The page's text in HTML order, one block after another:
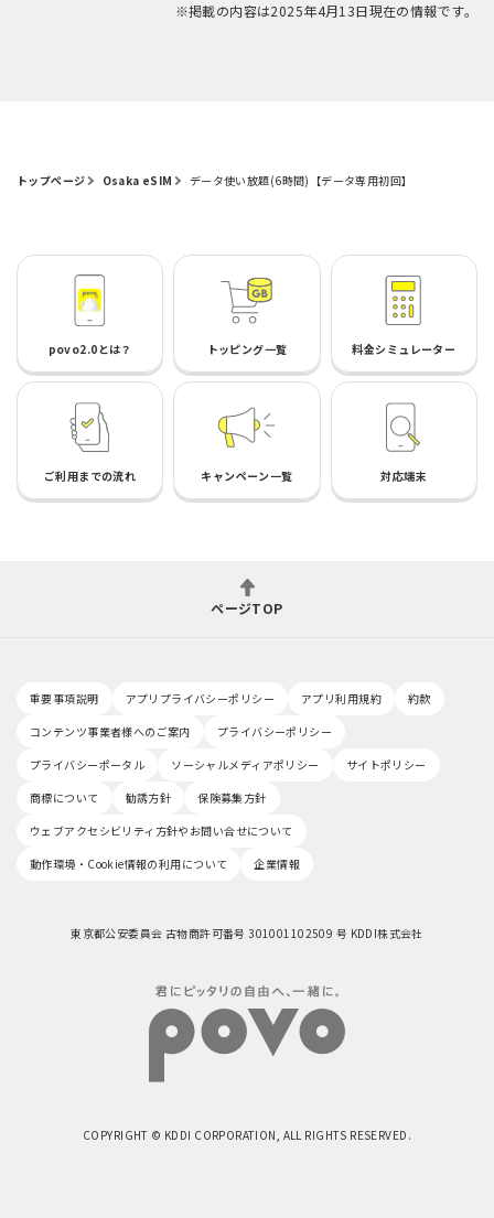
※掲載の内容は2025年4月13日現在の情報です。
トップページ Osaka eSIM データ使い放題(6時間)【データ専用初回】
povo2.0とは？ トッピング一覧 料金シミュレーター
ご利用までの流れ キャンペーン一覧 対応端末
ページTOP
重要事項説明 アプリプライバシーポリシー アプリ利用規約
約款
コンテンツ事業者様へのご案内
プライバシーポリシー
プライバシーポータル
ソーシャルメディアポリシー
サイトポリシー
商標について
勧誘方針
保険募集方針
ウェブアクセシビリティ方針やお問い合せについて
動作環境・Cookie情報の利用について
企業情報
東京都公安委員会 古物商許可番号 301001102509 号 KDDI株式会社
COPYRIGHT © KDDI CORPORATION, ALL RIGHTS RESERVED.